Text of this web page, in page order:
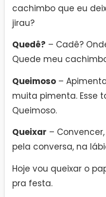
cachimbo que eu
jirau?
Quedê? – Cadê?
Quede meu
Queimoso –
muita pimenta. Esse
Queimoso.
Queixar –
pela conversa, na
Hoje vou queixar o
pra festa.